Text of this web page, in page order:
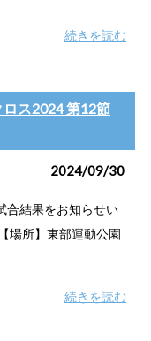
続きを読む
ス2024 第12節
2024/09/30
合結果をお知らせい
場所】東部運動公園
続きを読む